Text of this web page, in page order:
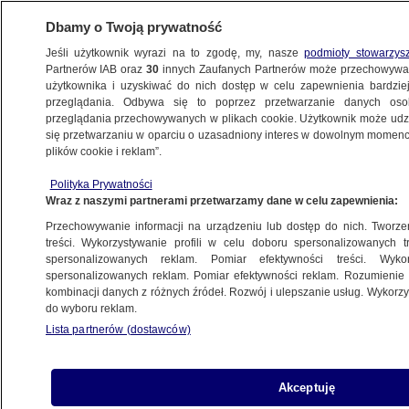
ŁÓDŹ
ekspresowej
Piotr Krysztofiak
21.05.2026, 13:16
Posłuchaj artykułu
Czyta lektor AI
Dbamy o Twoją prywatność
Jeśli użytkownik wyrazi na to zgodę, my, naszepodmioty
Partnerów IAB oraz30 innych Zaufanych Partnerów może
użytkownika i uzyskiwać do nich dostęp w celu zapewnienia
przeglądania. Odbywa się to poprzez przetwarzanie danych
przeglądania przechowywanych w plikach cookie. Użytkownik może
się przetwarzaniu w oparciu o uzasadniony interes w dowolnym
plików cookie i reklam”.
Polityka Prywatności
Wraz z naszymi partnerami przetwarzamy dane w celu zapewnienia:
Przechowywanie informacji na urządzeniu lub dostęp do nich.
treści. Wykorzystywanie profili w celu doboru spersonalizowanych
spersonalizowanych reklam. Pomiar efektywności treści.
spersonalizowanych reklam. Pomiar efektywności reklam.
kombinacji danych z różnych źródeł. Rozwój i ulepszanie usług.
do wyboru reklam.
Lista partnerów (dostawców)
Akceptuję